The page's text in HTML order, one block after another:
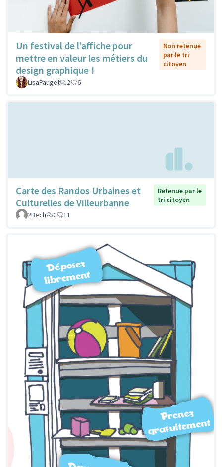
Un festival de l’affiche pour
mettre en valeur les métiers du
design graphique !
Non retenue
par le tri
citoyen
LisaPauget 2 6
Carte des Randos Urbaines et
Culturelles de Villeurbanne
Retenue par le
tri citoyen
2Bech
0 11